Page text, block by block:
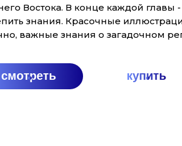
смотреть купить
Востока. В конце каждой главы
знания. Красочные
важные знания о загадочном